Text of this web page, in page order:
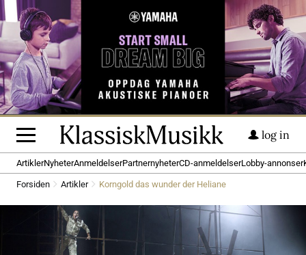
log in
ArtiklerNyheterAnmeldelserPartnernyheterCD-anmeldelserLobby-annonser
Forsiden Artikler Korngold das wunder der Heliane